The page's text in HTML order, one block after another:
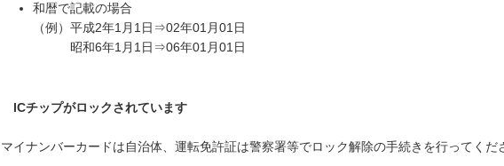
和暦で記載の場合
（例）平成2年1月1日⇒02年01月01日
昭和6年1月1日⇒06年01月01日
ICチップがロックされています
マイナンバーカードは自治体、運転免許証は警察署等でロック解除の手続きを行ってくだ